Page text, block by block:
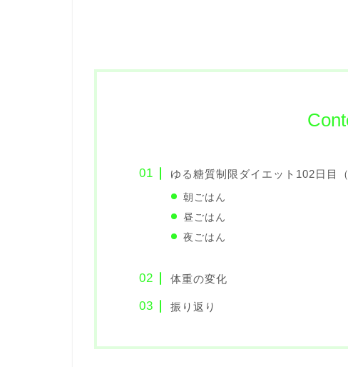
ゆる糖質制限ダイエット102日目
朝ごはん
昼ごはん
夜ごはん
体重の変化
振り返り